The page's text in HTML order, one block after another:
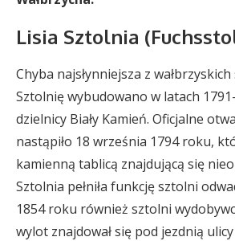
Lisia Sztolnia
Chyba najsłynniejsza z
Sztolnię wybudowano w latach
dzielnicy Biały Kamień. Oficjalne
nastąpiło 18 września 1794 roku,
kamienną tablicą znajdującą się
Sztolnia pełniła funkcję sztolni
1854 roku również sztolni
wylot znajdował się pod jezdnią